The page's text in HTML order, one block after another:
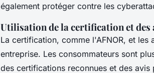
également protéger contre les
Utilisation de la certification et
La certification, comme l'AFNOR, et les
entreprise. Les consommateurs sont
des certifications reconnues et des